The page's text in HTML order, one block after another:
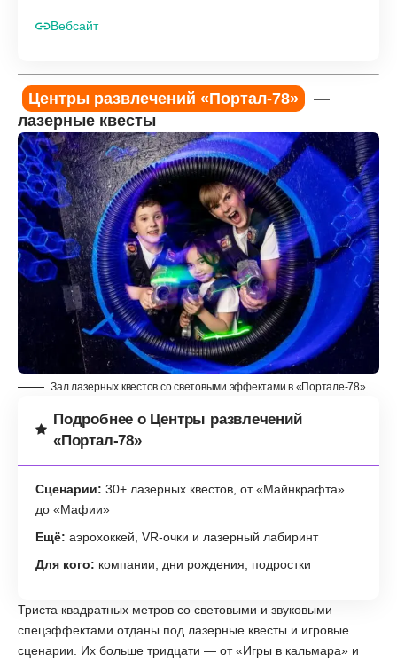
Вебсайт
Центры развлечений «Портал-78»
—
лазерные квесты
Зал лазерных квестов со световыми эффектами в «Портале-78»
Подробнее о Центры развлечений
«Портал-78»
Сценарии: 30+ лазерных квестов, от «Майнкрафта»
до «Мафии»
Ещё: аэрохоккей, VR-очки и лазерный лабиринт
Для кого: компании, дни рождения, подростки
Триста квадратных метров со световыми и звуковыми
спецэффектами отданы под лазерные квесты и игровые
сценарии. Их больше тридцати — от «Игры в кальмара» и